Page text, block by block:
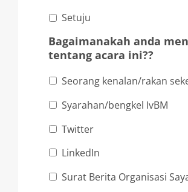
Setuju
Bagaimanakah anda
tentang acara ini??
Seorang kenalan/rakan
Syarahan/bengkel IvBM
Twitter
LinkedIn
Surat Berita Organisasi